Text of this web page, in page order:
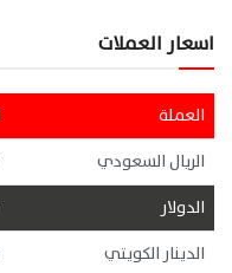
اسعار العملات
العملة
الريال السعودي
الدولار
الدينار الكويتي